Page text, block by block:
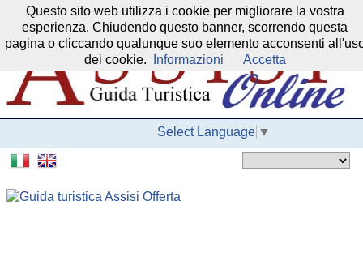
Il nostro network:
Select Language ▼
Questo sito web utilizza i cookie per migliorare la vostra
esperienza. Chiudendo questo banner, scorrendo questa
pagina o cliccando qualunque suo elemento acconsenti
dei cookie.
Informazioni Accetta